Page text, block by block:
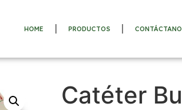
HOME PRODUCTOS
Catéter